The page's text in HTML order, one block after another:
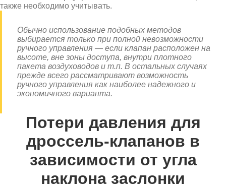
также необходимо учитывать.
Обычно использование подобных методов
выбирается только при полной невозможности
ручного управления — если клапан расположен на
высоте, вне зоны доступа, внутри плотного
пакета воздуховодов и т.п. В остальных случаях
прежде всего рассматривают возможность
ручного управления как наиболее надежного и
экономичного варианта.
Потери давления для
дроссель-клапанов в
зависимости от угла
наклона заслонки